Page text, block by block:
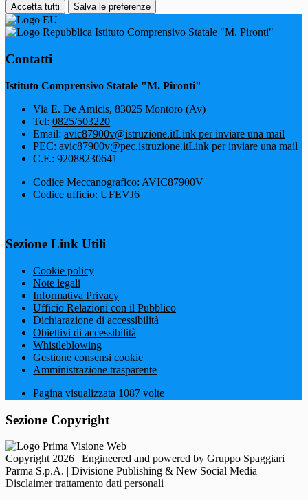
Accetta tutti Salva le preferenze
Istituto Comprensivo Statale "M. Pironti"
Contatti
Istituto Comprensivo Statale "M. Pironti"
Via E. De Amicis, 83025 Montoro (Av)
Tel: 0825/503220
Email: avic87900v@istruzione.itLink per inviare una mail
PEC: avic87900v@pec.istruzione.itLink per inviare una mail
C.F.: 92088230641
Codice Meccanografico: AVIC87900V
Codice ufficio: UFEVJ6
Sezione Link Utili
Cookie policy
Note legali
Informativa Privacy
Ufficio Relazioni con il Pubblico
Dichiarazione di accessibilità
Obiettivi di accessibilità
Whistleblowing
Gestione consensi cookie
Amministrazione trasparente
Pagina visualizzata 1087 volte
Sezione Copyright
Copyright 2026 | Engineered and powered by Gruppo Spaggiari
Parma S.p.A. | Divisione Publishing & New Social Media
Disclaimer trattamento dati personali